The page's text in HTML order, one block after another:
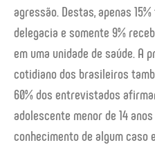
agressão. Destas, apenas
delegacia e somente 9%
em uma unidade de saúde. A
cotidiano dos brasileiros
60% dos entrevistados
adolescente menor de 14
conhecimento de algum caso